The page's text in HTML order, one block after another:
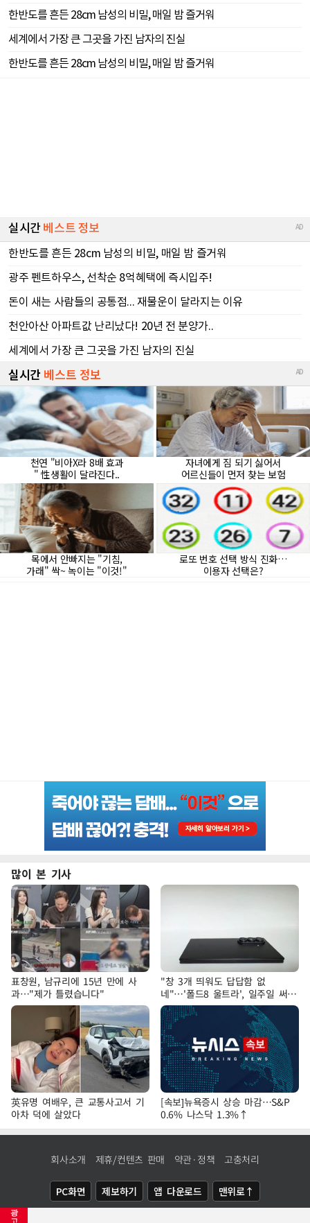
광
고
많이 본 기사
표창원, 남규리에 15년 만에 사
과…"제가 틀렸습니다"
"창 3개 띄워도 답답함 없
네"…'폴드8 울트라', 일주일 써보
니
英유명 여배우, 큰 교통사고서 기
아차 덕에 살았다
[속보]뉴욕증시 상승 마감…S&P
0.6% 나스닥 1.3%↑
회사소개 제휴/컨텐츠 판매 약관·정책 고충처리
PC화면 제보하기 앱 다운로드 맨위로↑